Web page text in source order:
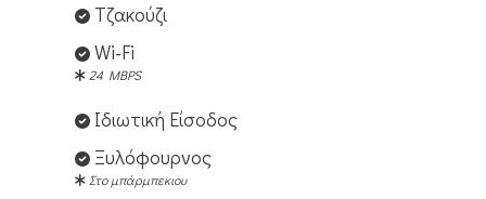
Τζακούζι
Wi-Fi
24 MBPS
Ιδιωτική Είσοδος
Ξυλόφουρνος
Στο μπάρμπεκιου